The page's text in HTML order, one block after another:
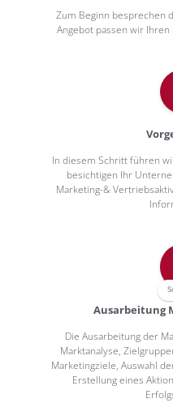
Zum Beginn besprechen
Angebot passen wir
In diesem Schritt führen
besichtigen Ihr
Marketing-&
Ausarbeitung
Die Ausarbeitung der
Marktanalyse,
Marketingziele, Auswahl
Erstellung eines